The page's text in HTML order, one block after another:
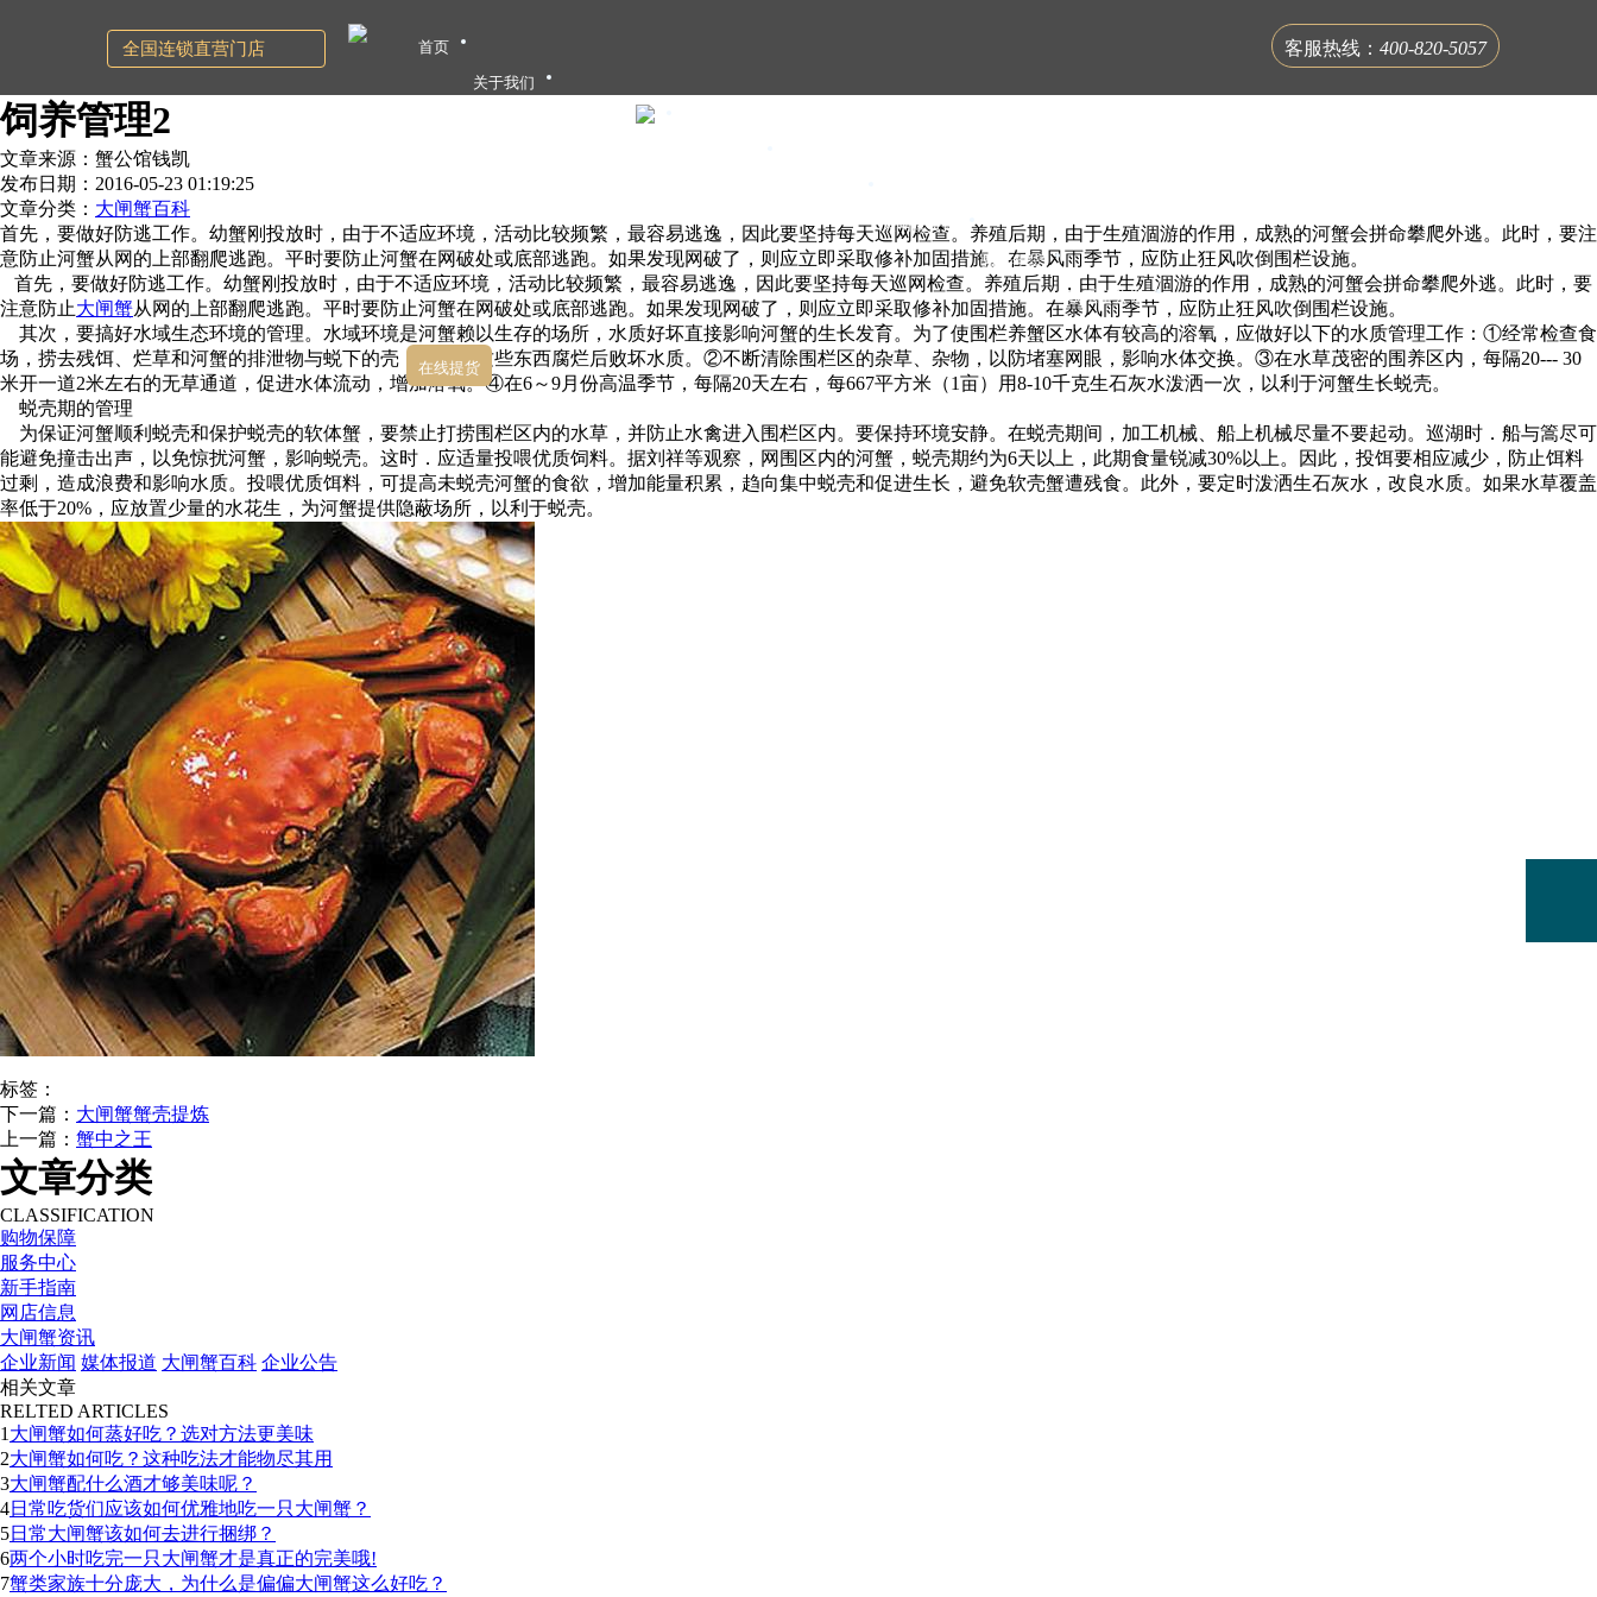
饲养管理2
文章来源：蟹公馆钱凯
发布日期：2016-05-23 01:19:25
文章分类： 大闸蟹百科
首先，要做好防逃工作。幼蟹刚投放时，由于不适应环境，活动比较频繁，最容易逃逸，因此要坚持每天巡网检查。养殖后期，由于生殖涸游的作用，成熟的河蟹会拼命攀爬外逃。此时，要注
意防止河蟹从网的上部翻爬逃跑。平时要防止河蟹在网破处或底部逃跑。如果发现网破了，则应立即采取修补加固措施。在暴风雨季节，应防止狂风吹倒围栏设施。
首先，要做好防逃工作。幼蟹刚投放时，由于不适应环境，活动比较频繁，最容易逃逸，因此要坚持每天巡网检查。养殖后期，由于生殖涸游的作用，成熟的河蟹会拼命攀爬外逃。此时，要
注意防止大闸蟹从网的上部翻爬逃跑。平时要防止河蟹在网破处或底部逃跑。如果发现网破了，则应立即采取修补加固措施。在暴风雨季节，应防止狂风吹倒围栏设施。
其次，要搞好水域生态环境的管理。水域环境是河蟹赖以生存的场所，水质好坏直接影响河蟹的生长发育。为了使围栏养蟹区水体有较高的溶氧，应做好以下的水质管理工作：①经常检查食
场，捞去残饵、烂草和河蟹的排泄物与蜕下的壳，以防止这些东西腐烂后败坏水质。②不断清除围栏区的杂草、杂物，以防堵塞网眼，影响水体交换。③在水草茂密的围养区内，每隔20--- 30
米开一道2米左右的无草通道，促进水体流动，增加溶氧。④在6～9月份高温季节，每隔20天左右，每667平方米（1亩）用8-10千克生石灰水泼洒一次，以利于河蟹生长蜕壳。
蜕壳期的管理
为保证河蟹顺利蜕壳和保护蜕壳的软体蟹，要禁止打捞围栏区内的水草，并防止水禽进入围栏区内。要保持环境安静。在蜕壳期间，加工机械、船上机械尽量不要起动。巡湖时．船与篙尽可
能避免撞击出声，以免惊扰河蟹，影响蜕壳。这时．应适量投喂优质饲料。据刘祥等观察，网围区内的河蟹，蜕壳期约为6天以上，此期食量锐减30%以上。因此，投饵要相应减少，防止饵料
过剩，造成浪费和影响水质。投喂优质饵料，可提高未蜕壳河蟹的食欲，增加能量积累，趋向集中蜕壳和促进生长，避免软壳蟹遭残食。此外，要定时泼洒生石灰水，改良水质。如果水草覆盖
率低于20%，应放置少量的水花生，为河蟹提供隐蔽场所，以利于蜕壳。
标签：
下一篇： 大闸蟹蟹壳提炼
上一篇： 蟹中之王
文章分类
CLASSIFICATION
购物保障
服务中心
新手指南
网店信息
大闸蟹资讯
企业新闻 媒体报道 大闸蟹百科 企业公告
相关文章
RELTED ARTICLES
1 大闸蟹如何蒸好吃？选对方法更美味
2大闸蟹如何吃？这种吃法才能物尽其用
3大闸蟹配什么酒才够美味呢？
4日常吃货们应该如何优雅地吃一只大闸蟹？
5日常大闸蟹该如何去进行捆绑？
6两个小时吃完一只大闸蟹才是真正的完美哦!
7蟹类家族十分庞大，为什么是偏偏大闸蟹这么好吃？
全国连锁直营门店
首页
关于我们
大闸蟹资讯
甄选年货
联系蟹公馆
在线提货
客服热线： 400-820-5057